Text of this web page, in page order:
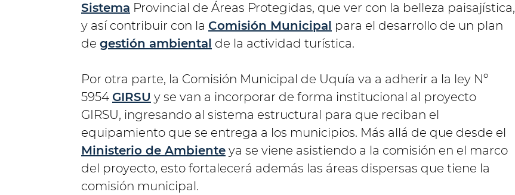
Sistema Provincial de Áreas Protegidas, que ver con la belleza paisajística,
y así contribuir con la Comisión Municipal para el desarrollo de un plan
de gestión ambiental de la actividad turística.
Por otra parte, la Comisión Municipal de Uquía va a adherir a la ley Nº
5954 GIRSU y se van a incorporar de forma institucional al proyecto
GIRSU, ingresando al sistema estructural para que reciban el
equipamiento que se entrega a los municipios. Más allá de que desde el
Ministerio de Ambiente ya se viene asistiendo a la comisión en el marco
del proyecto, esto fortalecerá además las áreas dispersas que tiene la
comisión municipal.